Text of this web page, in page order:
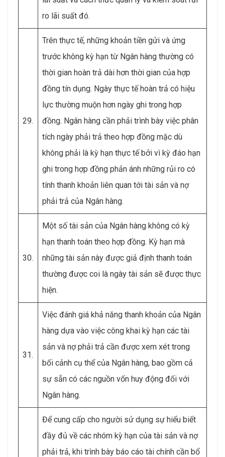
ro lãi suất đó.
29.
Trên thực tế, những khoản tiền gửi và ứng
trước không kỳ hạn từ Ngân hàng thường có
thời gian hoàn trả dài hơn thời gian của hợp
đồng tín dụng. Ngày thực tế hoàn trả có hiệu
lực thường muộn hơn ngày ghi trong hợp
đồng. Ngân hàng cần phải trình bày việc phân
tích ngày phải trả theo hợp đồng mặc dù
không phải là kỳ hạn thực tế bởi vì kỳ đáo hạn
ghi trong hợp đồng phản ánh những rủi ro có
tính thanh khoản liên quan tới tài sản và nợ
phải trả của Ngân hàng.
30.
Một số tài sản của Ngân hàng không có kỳ
hạn thanh toán theo hợp đồng. Kỳ hạn mà
những tài sản này được giả định thanh toán
thường được coi là ngày tài sản sẽ được thực
hiện.
31.
Việc đánh giá khả năng thanh khoản của Ngân
hàng dựa vào việc công khai kỳ hạn các tài
sản và nợ phải trả cần được xem xét trong
bối cảnh cụ thể của Ngân hàng, bao gồm cả
sự sẵn có các nguồn vốn huy động đối với
Ngân hàng.
Để cung cấp cho người sử dụng sự hiểu biết
đầy đủ về các nhóm kỳ hạn của tài sản và nợ
phải trả, khi trình bày báo cáo tài chính cần bổ